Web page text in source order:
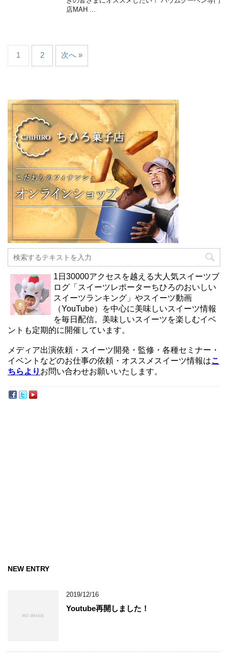
店MAH ...
1 2 次へ »
1日30000アクセスを越える大人気スイーツブ
ログ「スイーツレポーターちひろのおいしい
スイーツランキング」やスイーツ動画
（YouTube）を中心に美味しいスイーツ情報
を毎日配信。美味しいスイーツを楽しむイベ
ントも定期的に開催しています。
メディア出演依頼・スイーツ開発・監修・各種セミナー・
イベントなどのお仕事の依頼・オススメスイーツ情報はこ
ちらより お問い合わせお願いいたします。
NEW ENTRY
2019/12/16
Youtube再開しました！